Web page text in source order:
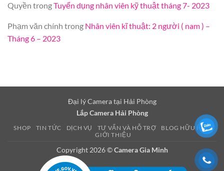
Quyền trongTuyển dụng nhân viên kỹ thuật tháng 7- 2023
Phạm văn chính trong Nhân viên kĩ thuật: 2 người ( nam ) –
Tháng 6 – 2023
Đại lý Camera tại Hải Phòng
Lắp Camera Hải Phòng
SHOP TIN TỨC DỊCH VỤ TƯ VẤN VÀ HỖ TRỢ
BLOG HỮU ÍCH
GIỚI THIỆU
Copyright 2026 ©Camera Gia Minh